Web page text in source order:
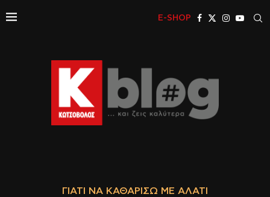
E-SHOP
ΓΙΑΤΊ ΝΑ ΚΑΘΑΡΊΣΩ ΜΕ ΑΛΆΤΙ